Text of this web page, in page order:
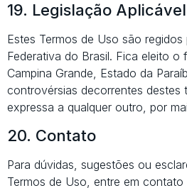
19. Legislação
Estes Termos de Uso são regidos
Federativa do Brasil. Fica eleito o
Campina Grande, Estado da
controvérsias decorrentes destes
expressa a qualquer outro, por
20. Contato
Para dúvidas, sugestões ou
Termos de Uso, entre em